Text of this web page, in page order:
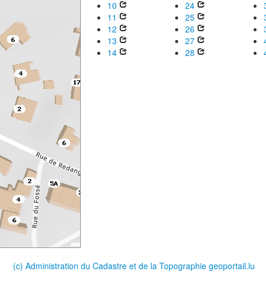
10
11
12
13
14
24
25
26
27
28
(c) Administration du Cadastre et de la Topographie geoportail.lu